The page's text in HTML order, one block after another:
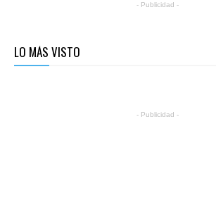
- Publicidad -
LO MÁS VISTO
- Publicidad -